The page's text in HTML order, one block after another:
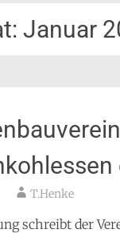
Januar
T.Henke
schreibt der